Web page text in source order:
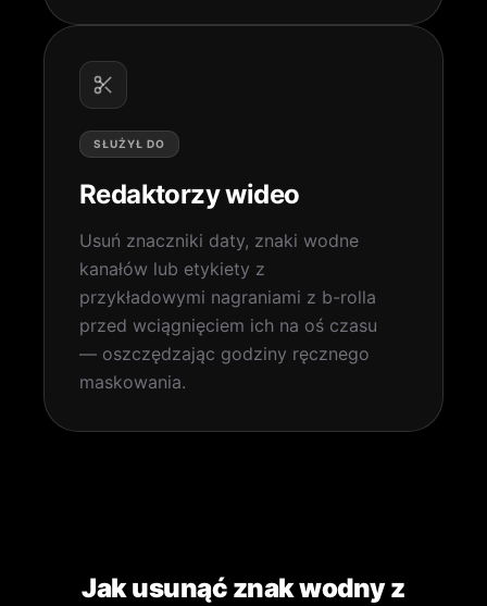
SŁUŻYŁ DO
Redaktorzy wideo
Usuń znaczniki daty, znaki wodne
kanałów lub etykiety z
przykładowymi nagraniami z b-rolla
przed wciągnięciem ich na oś czasu
— oszczędzając godziny ręcznego
maskowania.
Jak usunąć znak wodny z